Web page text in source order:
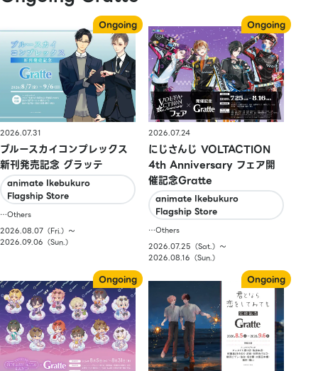
2026.07.31
ブルースカイコンプレックス
新刊発売記念 グラッテ
animate Ikebukuro
Flagship Store
…Others
2026.08.07（Fri.）〜
2026.09.06（Sun.）
2026.07.24
にじさんじ VOLTACTION
4th Anniversary フェア開
催記念Gratte
animate Ikebukuro
Flagship Store
…Others
2026.07.25（Sat.）〜
2026.08.16（Sun.）